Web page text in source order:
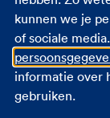
Zorgtoeslag
Eigen bijdrage
Zorgpremie
kunnen we je
of sociale
informatie over
gebruiken.